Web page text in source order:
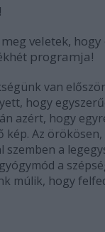
veletek, hogy
programja!
van
hogy
azért, hogy
kép. Az
szemben a
a
múlik, hogy